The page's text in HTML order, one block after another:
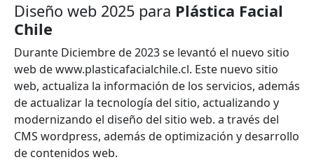
Diseño web 2025 para Plástica Facial
Chile
Durante Diciembre de 2023 se levantó el nuevo sitio
web de www.plasticafacialchile.cl. Este nuevo sitio
web, actualiza la información de los servicios, además
de actualizar la tecnología del sitio, actualizando y
modernizando el diseño del sitio web. a través del
CMS wordpress, además de optimización y desarrollo
de contenidos web.